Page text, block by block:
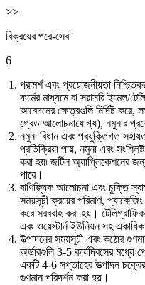
>>
বিক্রয়ের পরে-সেবা
6
পরামর্শ এবং প্রয়োজনীয়তা
ফর্মের মাধ্যমে বা সরাসরি ইমেল/
আবেদনের ক্ষেত্রগুলি নির্দিষ্ট করে,
গ্রেড আলোচনাযোগ্য), নমুনার
নমুনা বিধান এবং প্রযুক্তিগত
প্রতিক্রিয়া পায়, নমুনা এবং
করা হয়৷ জটিল অ্যাপ্লিকেশনের
পারে।
বাণিজ্যিক আলোচনা এবং চুক্তি
সময়সূচী ক্রয়ের পরিমাণ,
করে সরবরাহ করা হয়।
এবং ওয়েস্টার্ন ইউনিয়ন সহ
উত্পাদনের সময়সূচী এবং কঠোর
অর্ডারগুলি 3-5 কার্যদিবসের মধ্যে
একটি 4-6 সপ্তাহের উত্পাদন
গুণমান পরিদর্শন করা হয়।